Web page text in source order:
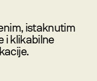
istaknutim
i klikabilne